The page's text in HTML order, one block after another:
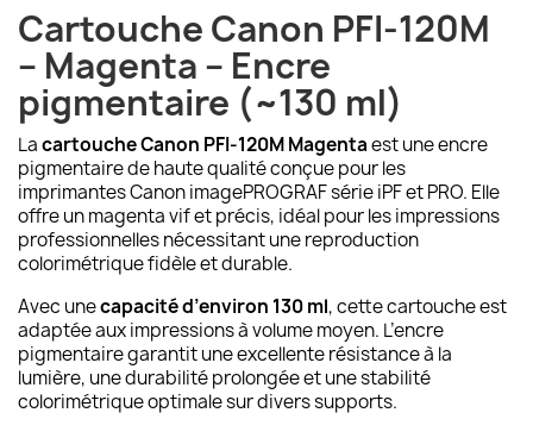
Cartouche Canon PFI-120M
– Magenta – Encre
pigmentaire (~130 ml)
Lacartouche Canon PFI-120M Magentaest une encre
pigmentaire de haute qualité conçue pour les
imprimantes Canon imagePROGRAF série iPF et PRO. Elle
offre un magenta vif et précis, idéal pour les impressions
professionnelles nécessitant une reproduction
colorimétrique fidèle et durable.
Avec unecapacité d’environ 130 ml, cette cartouche est
adaptée aux impressions à volume moyen. L’encre
pigmentaire garantit une excellente résistance à la
lumière, une durabilité prolongée et une stabilité
colorimétrique optimale sur divers supports.